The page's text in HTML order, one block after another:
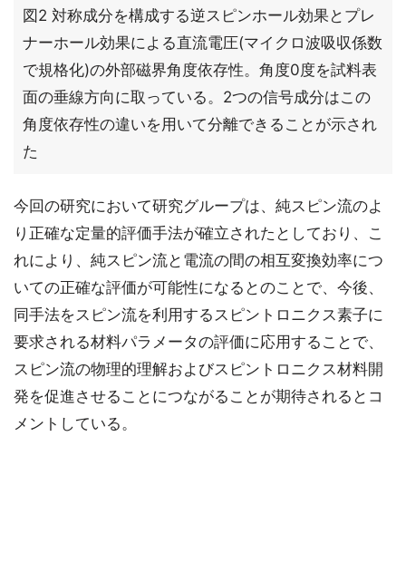
図2 対称成分を構成する逆スピンホール効果とプレ
ナーホール効果による直流電圧(マイクロ波吸収係数
で規格化)の外部磁界角度依存性。角度0度を試料表
面の垂線方向に取っている。2つの信号成分はこの
角度依存性の違いを用いて分離できることが示され
た
今回の研究において研究グループは、純スピン流のよ
り正確な定量的評価手法が確立されたとしており、こ
れにより、純スピン流と電流の間の相互変換効率につ
いての正確な評価が可能性になるとのことで、今後、
同手法をスピン流を利用するスピントロニクス素子に
要求される材料パラメータの評価に応用することで、
スピン流の物理的理解およびスピントロニクス材料開
発を促進させることにつながることが期待されるとコ
メントしている。